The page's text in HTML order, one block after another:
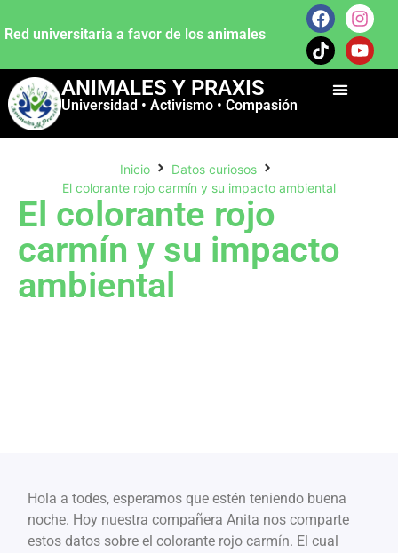
Red universitaria a favor de los animales
ANIMALES Y PRAXIS
Universidad • Activismo • Compasión
Inicio
Datos curiosos
El colorante rojo carmín y su impacto ambiental
El colorante rojo
carmín y su impacto
ambiental
Hola a todes, esperamos que estén teniendo buena
noche. Hoy nuestra compañera Anita nos comparte
estos datos sobre el colorante rojo carmín. El cual